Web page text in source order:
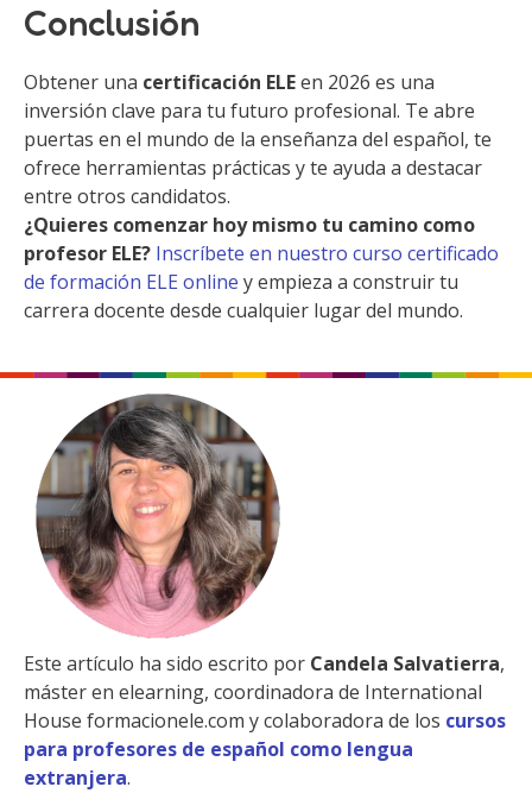
Conclusión
Obtener una certificación ELEen 2026 es una
inversión clave para tu futuro profesional. Te abre
puertas en el mundo de la enseñanza del español, te
ofrece herramientas prácticas y te ayuda a destacar
entre otros candidatos.
¿Quieres comenzar hoy mismo tu camino como
profesor ELE? Inscríbete en nuestro curso certificado
de formación ELE online y empieza a construir tu
carrera docente desde cualquier lugar del mundo.
Este artículo ha sido escrito por Candela Salvatierra,
máster en elearning, coordinadora de International
House formacionele.com y colaboradora de los cursos
para profesores de español como lengua
extranjera.